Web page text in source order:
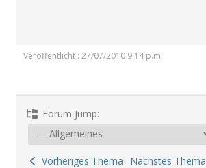
Veröffentlicht : 27/07/2010 9:14 p.m.
Forum Jump:
Vorheriges Thema Nächstes Thema